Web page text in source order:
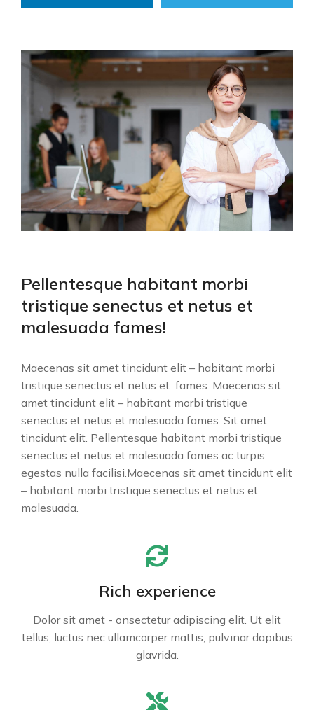
Pellentesque habitant morbi
tristique senectus et netus et
malesuada fames!
Maecenas sit amet tincidunt elit – habitant morbi
tristique senectus et netus et fames. Maecenas sit
amet tincidunt elit – habitant morbi tristique
senectus et netus et malesuada fames. Sit amet
tincidunt elit. Pellentesque habitant morbi tristique
senectus et netus et malesuada fames ac turpis
egestas nulla facilisi.Maecenas sit amet tincidunt elit
– habitant morbi tristique senectus et netus et
malesuada.
Rich experience
Dolor sit amet - onsectetur adipiscing elit. Ut elit
tellus, luctus nec ullamcorper mattis, pulvinar dapibus
glavrida.